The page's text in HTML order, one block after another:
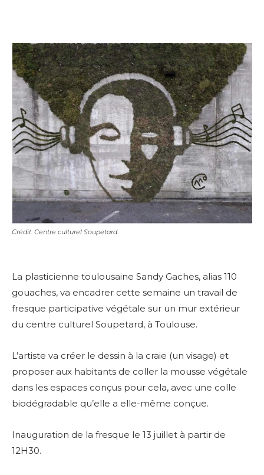
Crédit: Centre culturel Soupetard
La plasticienne toulousaine Sandy Gaches, alias 110
gouaches, va encadrer cette semaine un travail de
fresque participative végétale sur un mur extérieur
du centre culturel Soupetard, à Toulouse.
L’artiste va créer le dessin à la craie (un visage) et
proposer aux habitants de coller la mousse végétale
dans les espaces conçus pour cela, avec une colle
biodégradable qu’elle a elle-même conçue.
Inauguration de la fresque le 13 juillet à partir de
12H30.